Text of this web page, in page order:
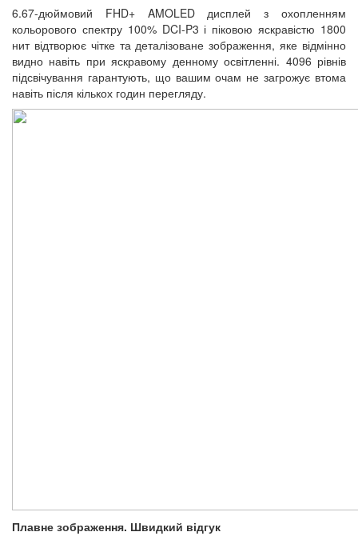
6.67-дюймовий FHD+ AMOLED дисплей з охопленням
кольорового спектру 100% DCI-P3 і піковою яскравістю 1800
нит відтворює чітке та деталізоване зображення, яке відмінно
видно навіть при яскравому денному освітленні. 4096 рівнів
підсвічування гарантують, що вашим очам не загрожує втома
навіть після кількох годин перегляду.
Плавне зображення. Швидкий відгук